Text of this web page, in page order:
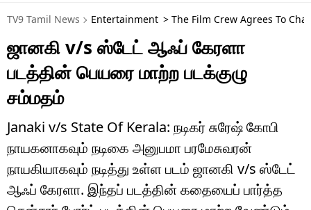
இந்தியா
உலகம்
விளையாட்டு
பொழுதுபோக்கு
லைஃப்ஸ்டைல்
வணிகம்
TV9 Tamil News Entertainment > The Film Crew Agrees To
ஜானகி v/s ஸ்டேட் ஆஃப் கேரளா
படத்தின் பெயரை மாற்ற படக்குழு
சம்மதம்
Janaki v/s State Of Kerala: நடிகர் சுரேஷ் கோபி
நாயகனாகவும் நடிகை அனுபமா பரமேசுவரன்
நாயகியாகவும் நடித்து உள்ள படம் ஜானகி v/s ஸ்டேட்
ஆஃப் கேரளா. இந்தப் படத்தின் கதையைப் பார்த்த